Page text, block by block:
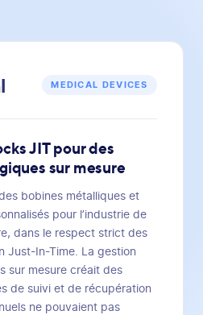
MEDICAL DEVICES
JIT pour des
sur mesure
bobines métalliques et
pour l’industrie de
dans le respect strict des
Just-In-Time. La gestion
sur mesure créait des
de suivi et de récupération
ne pouvaient pas